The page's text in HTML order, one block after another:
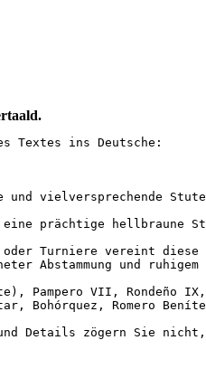
Textes ins Deutsche:
und vielversprechende
eine prächtige
Turniere vereint
Abstammung und ruhigem
Pampero VII, Rondeño
Bohórquez, Romero
Details zögern Sie